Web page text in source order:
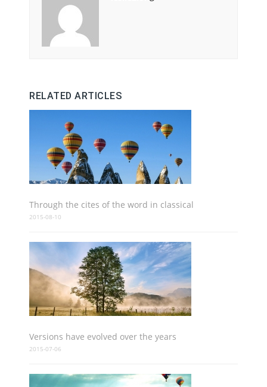
RELATED ARTICLES
Through the cites of the word in classical
2015-08-10
Versions have evolved over the years
2015-07-06